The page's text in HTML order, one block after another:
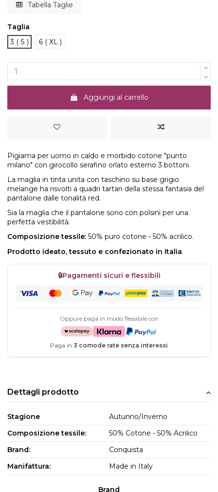
Tabella Taglie
Taglia
3 ( S )
6 ( XL )
Aggiungi al carrello
Pigiama per uomo in caldo e morbido cotone "punto
milano" con girocollo serafino orlato esterno 3 bottoni.
La maglia in tinta unita con taschino su base grigio
melange ha risvolti a quadri tartan della stessa fantasia del
pantalone dalle tonalità red.
Sia la maglia che il pantalone sono con polsini per una
perfetta vestibilità.
Composizione tessile: 50% puro cotone - 50% acrilico.
Prodotto ideato, tessuto e confezionato in Italia.
🔒Pagamenti sicuri e flessibili
Oppure paga in modo flessibile con
Paga in 3 comode rate senza interessi
Dettagli prodotto
Stagione
Autunno/Inverno
Composizione tessile:
50% Cotone - 50% Acrilico
Brand:
Conquista
Manifattura:
Made in Italy
Brand